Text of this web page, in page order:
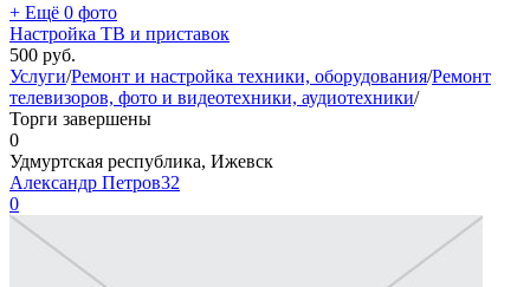
+ Ещё 0 фото
Настройка ТВ и приставок
500 руб.
Услуги/Ремонт и настройка техники, оборудования/Ремонт
телевизоров, фото и видеотехники, аудиотехники/
Торги завершены
0
Удмуртская республика, Ижевск
Александр Петров32
0